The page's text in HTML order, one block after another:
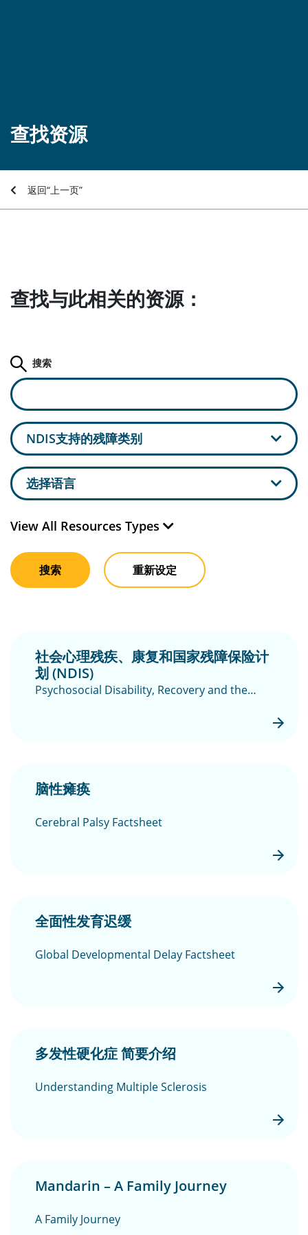
查找资源
返回“上一页”
查找与此相关的资源：
搜索
NDIS支持的残障类别
选择语言
View All Resources Types
搜索 重新设定
社会心理残疾、康复和国家残障保险计
划 (NDIS)
Psychosocial Disability, Recovery and the
脑性瘫痪
Cerebral Palsy Factsheet
全面性发育迟缓
Global Developmental Delay Factsheet
多发性硬化症 简要介绍
Understanding Multiple Sclerosis
Mandarin – A Family Journey
A Family Journey